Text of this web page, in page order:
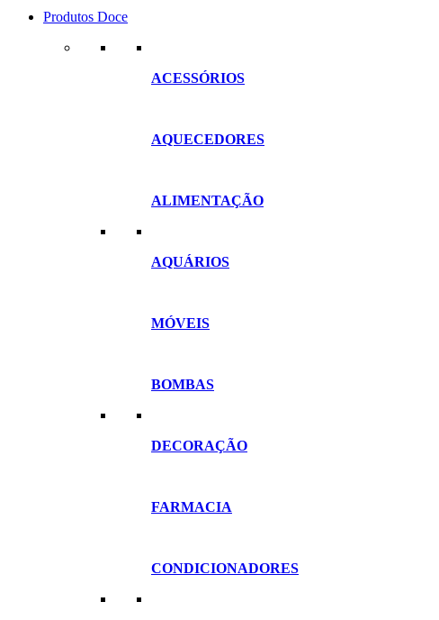
Produtos Doce
ACESSÓRIOS
AQUECEDORES
ALIMENTAÇÃO
AQUÁRIOS
MÓVEIS
BOMBAS
DECORAÇÃO
FARMACIA
CONDICIONADORES